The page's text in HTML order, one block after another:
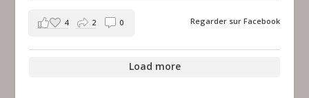
Regarder sur Facebook
4 2 0
Load more